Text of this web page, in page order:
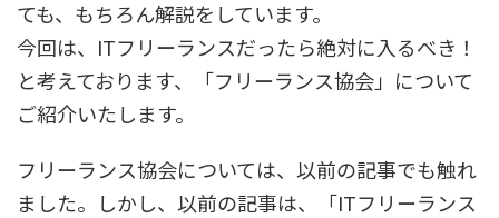
ても、もちろん解説をしています。
今回は、ITフリーランスだったら絶対に入るべき！
と考えております、「フリーランス協会」について
ご紹介いたします。
フリーランス協会については、以前の記事でも触れ
ました。しかし、以前の記事は、「ITフリーランス